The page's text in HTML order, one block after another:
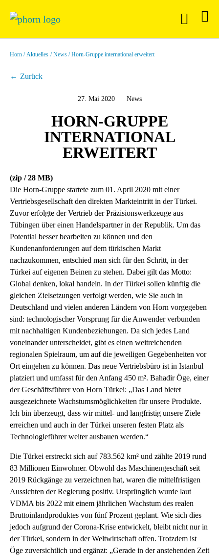
Horn Aktuelles News Horn-Gruppe international erweitert
Zurück
27. Mai 2020 News
HORN-GRUPPE
INTERNATIONAL
ERWEITERT
(zip / 28 MB)
Die Horn-Gruppe startete zum 01. April 2020 mit einer
Vertriebsgesellschaft den direkten Markteintritt in der Türkei.
Zuvor erfolgte der Vertrieb der Präzisionswerkzeuge aus
Tübingen über einen Handelspartner in der Republik. Um das
Potential besser bearbeiten zu können und den
Kundenanforderungen auf dem türkischen Markt
nachzukommen, entschied man sich für den Schritt, in der
Türkei auf eigenen Beinen zu stehen. Dabei gilt das Motto:
Global denken, lokal handeln. In der Türkei sollen künftig die
gleichen Zielsetzungen verfolgt werden, wie Sie auch in
Deutschland und vielen anderen Ländern von Horn vorgegeben
sind: technologischer Vorsprung für die Anwender verbunden
mit nachhaltigen Kundenbeziehungen. Da sich jedes Land
voneinander unterscheidet, gibt es einen weitreichenden
regionalen Spielraum, um auf die jeweiligen Gegebenheiten vor
Ort eingehen zu können. Das neue Vertriebsbüro ist in Istanbul
platziert und umfasst für den Anfang 450 m². Bahadir Öge, einer
der Geschäftsführer von Horn Türkei: „Das Land bietet
ausgezeichnete Wachstumsmöglichkeiten für unsere Produkte.
Ich bin überzeugt, dass wir mittel- und langfristig unsere Ziele
erreichen und auch in der Türkei unseren festen Platz als
Technologieführer weiter ausbauen werden.“
Die Türkei erstreckt sich auf 783.562 km² und zählte 2019 rund
83 Millionen Einwohner. Obwohl das Maschinengeschäft seit
2019 Rückgänge zu verzeichnen hat, waren die mittelfristigen
Aussichten der Regierung positiv. Ursprünglich wurde laut
VDMA bis 2022 mit einem jährlichen Wachstum des realen
Bruttoinlandproduktes von fünf Prozent geplant. Wie sich dies
jedoch aufgrund der Corona-Krise entwickelt, bleibt nicht nur in
der Türkei, sondern in der Weltwirtschaft offen. Trotzdem ist
Öge zuversichtlich und ergänzt: „Gerade in der anstehenden Zeit